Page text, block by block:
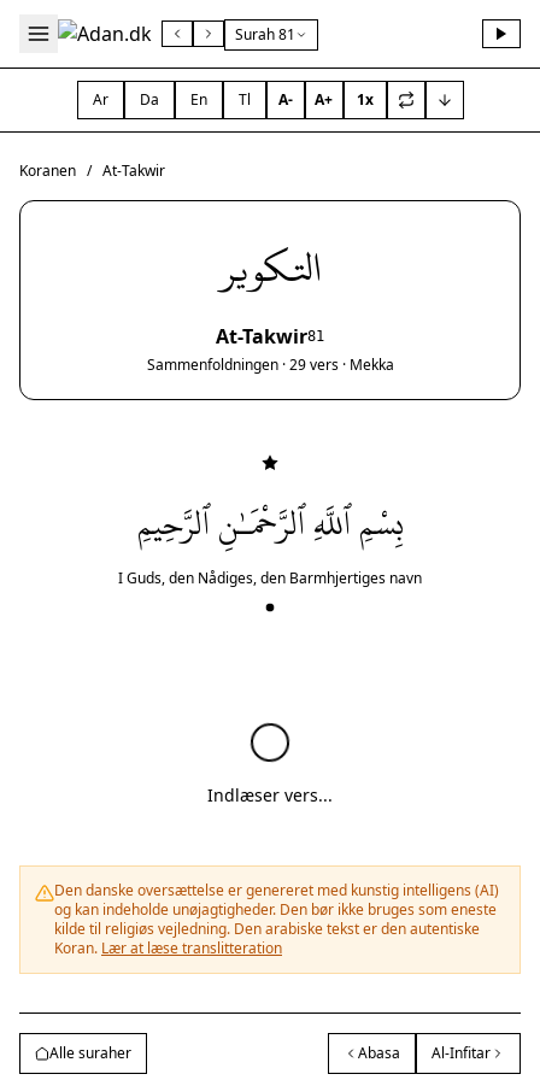
Surah 81
Ar Da En Tl A- A+ 1x
Koranen / At-Takwir
التكوير
At-Takwir81
Sammenfoldningen · 29 vers · Mekka
بِسْمِ ٱللَّهِ ٱلرَّحْمَـٰنِ ٱلرَّحِيمِ
I Guds, den Nådiges, den Barmhjertiges navn
Indlæser vers...
Den danske oversættelse er genereret med kunstig intelligens (AI)
og kan indeholde unøjagtigheder. Den bør ikke bruges som eneste
kilde til religiøs vejledning. Den arabiske tekst er den autentiske
Koran. Lær at læse translitteration
Alle suraher Abasa Al-Infitar